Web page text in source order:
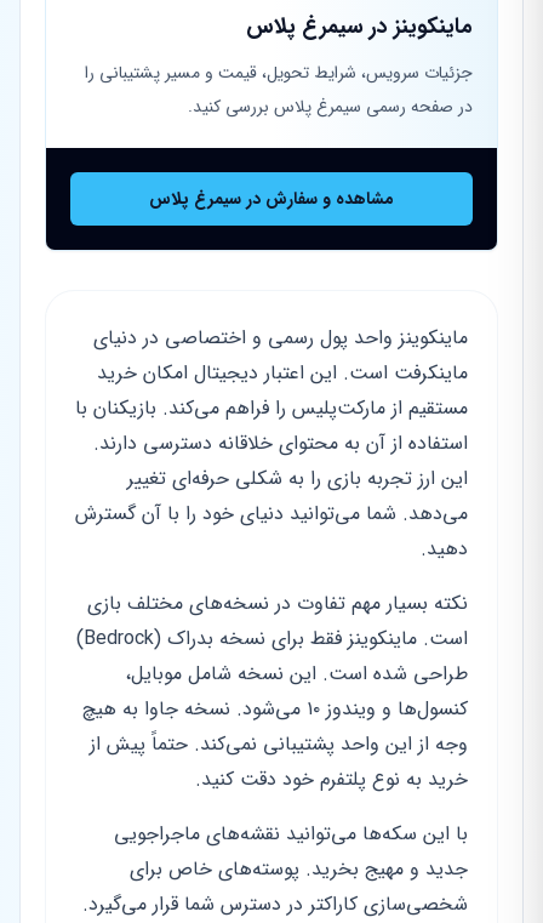
ماینکوینز در سیمرغ پلاس
جزئیات سرویس، شرایط تحویل، قیمت و مسیر پشتیبانی را
در صفحه رسمی سیمرغ پلاس بررسی کنید.
مشاهده و سفارش در سیمرغ پلاس
ماینکوینز واحد پول رسمی و اختصاصی در دنیای
ماینکرفت است. این اعتبار دیجیتال امکان خرید
مستقیم از مارکت‌پلیس را فراهم می‌کند. بازیکنان با
استفاده از آن به محتوای خلاقانه دسترسی دارند.
این ارز تجربه بازی را به شکلی حرفه‌ای تغییر
می‌دهد. شما می‌توانید دنیای خود را با آن گسترش
دهید.
نکته بسیار مهم تفاوت در نسخه‌های مختلف بازی
است. ماینکوینز فقط برای نسخه بدراک (Bedrock)
طراحی شده است. این نسخه شامل موبایل،
کنسول‌ها و ویندوز ۱۰ می‌شود. نسخه جاوا به هیچ
وجه از این واحد پشتیبانی نمی‌کند. حتماً پیش از
خرید به نوع پلتفرم خود دقت کنید.
با این سکه‌ها می‌توانید نقشه‌های ماجراجویی
جدید و مهیج بخرید. پوسته‌های خاص برای
شخصی‌سازی کاراکتر در دسترس شما قرار می‌گیرد.